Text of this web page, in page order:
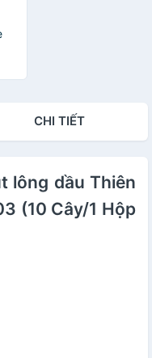
CHI TIẾT
lông dầu Thiên
(10 Cây/1 Hộp